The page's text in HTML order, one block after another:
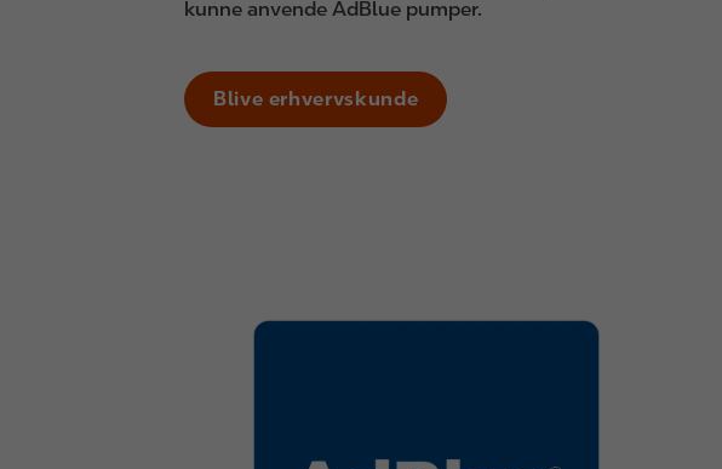
kunne anvende AdBlue pumper.
Blive erhvervskunde